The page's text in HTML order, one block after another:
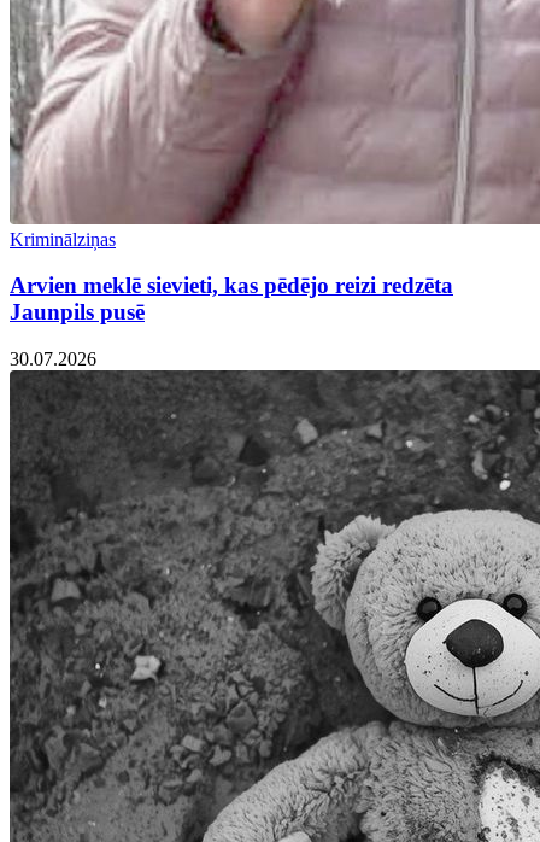
Kriminālziņas
Arvien meklē sievieti, kas pēdējo reizi redzēta
Jaunpils pusē
30.07.2026